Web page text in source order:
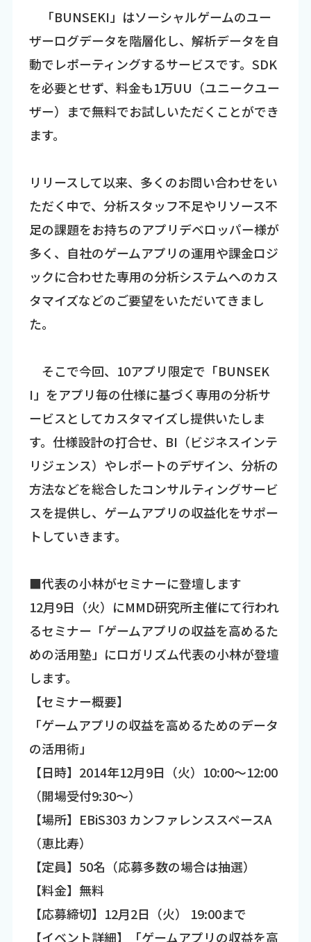
「BUNSEKI」はソーシャルゲームのユー
ザーログデータを階層化し、解析データを自
動でレポーティングするサービスです。SDK
を必要とせず、料金も1万UU（ユニークユー
ザー）まで無料でお試しいただくことができ
ます。
リリースして以来、多くのお問い合わせをい
ただく中で、分析スタッフ不足やリソース不
足の課題をお持ちのアプリデベロッパー様が
多く、自社のゲームアプリの運用や課金ロジ
ックに合わせた専用の分析システムへのカス
タマイズなどのご要望をいただいてきまし
た。
そこで今回、10アプリ限定で「BUNSEK
I」をアプリ毎の仕様に基づく専用の分析サ
ービスとしてカスタマイズし提供いたしま
す。仕様設計の打合せ、BI（ビジネスインテ
リジェンス）やレポートのデザイン、分析の
方法などを総合したコンサルティングサービ
スを提供し、ゲームアプリの収益化をサポー
トしていきます。
■代表の小林がセミナーに登壇します
12月9日（火）にMMD研究所主催にて行われ
るセミナー「ゲームアプリの収益を高めるた
めの活用塾」にロガリズム代表の小林が登壇
します。
【セミナー概要】
「ゲームアプリの収益を高めるためのデータ
の活用術」
【日時】2014年12月9日（火）10:00～12:00
（開場受付9:30～）
【場所】EBiS303 カンファレンススペースA
（恵比寿）
【定員】50名（応募多数の場合は抽選）
【料金】無料
【応募締切】12月2日（火） 19:00まで
【イベント詳細】「ゲームアプリの収益を高